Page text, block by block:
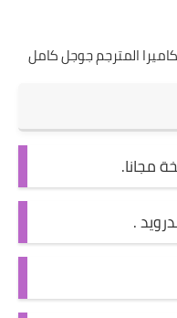
المترجم جوجل كامل
مجانا.
.